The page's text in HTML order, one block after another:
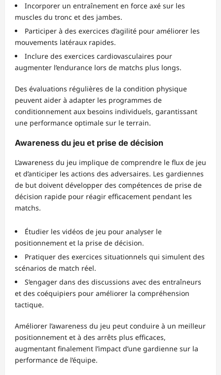
Incorporer un entraînement en force axé sur les
muscles du tronc et des jambes.
Participer à des exercices d’agilité pour améliorer les
mouvements latéraux rapides.
Inclure des exercices cardiovasculaires pour
augmenter l’endurance lors de matchs plus longs.
Des évaluations régulières de la condition physique
peuvent aider à adapter les programmes de
conditionnement aux besoins individuels, garantissant
une performance optimale sur le terrain.
Awareness du jeu et prise de décision
L’awareness du jeu implique de comprendre le flux de jeu
et d’anticiper les actions des adversaires. Les gardiennes
de but doivent développer des compétences de prise de
décision rapide pour réagir efficacement pendant les
matchs.
Étudier les vidéos de jeu pour analyser le
positionnement et la prise de décision.
Pratiquer des exercices situationnels qui simulent des
scénarios de match réel.
S’engager dans des discussions avec des entraîneurs
et des coéquipiers pour améliorer la compréhension
tactique.
Améliorer l’awareness du jeu peut conduire à un meilleur
positionnement et à des arrêts plus efficaces,
augmentant finalement l’impact d’une gardienne sur la
performance de l’équipe.